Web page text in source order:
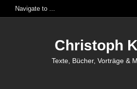
Christoph
Texte, Bücher, Vorträge &